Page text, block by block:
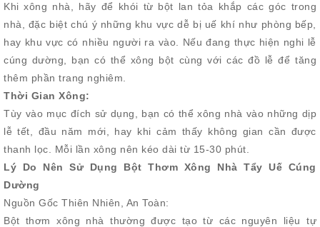
Khi xông nhà, hãy để khói từ bột lan tỏa khắp các góc trong
nhà, đặc biệt chú ý những khu vực dễ bị uế khí như phòng bếp,
hay khu vực có nhiều người ra vào. Nếu đang thực hiện nghi lễ
cúng dường, bạn có thể xông bột cùng với các đồ lễ để tăng
thêm phần trang nghiêm.
Thời Gian Xông:
Tùy vào mục đích sử dụng, bạn có thể xông nhà vào những dịp
lễ tết, đầu năm mới, hay khi cảm thấy không gian cần được
thanh lọc. Mỗi lần xông nên kéo dài từ 15-30 phút.
Lý Do Nên Sử Dụng Bột Thơm Xông Nhà Tẩy Uế Cúng
Dường
Nguồn Gốc Thiên Nhiên, An Toàn:
Bột thơm xông nhà thường được tạo từ các nguyên liệu tự